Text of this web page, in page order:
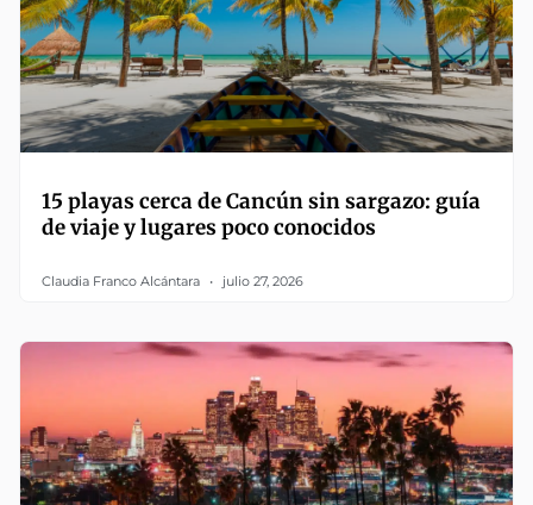
15 playas cerca de Cancún sin sargazo: guía
de viaje y lugares poco conocidos
Claudia Franco Alcántara julio 27, 2026